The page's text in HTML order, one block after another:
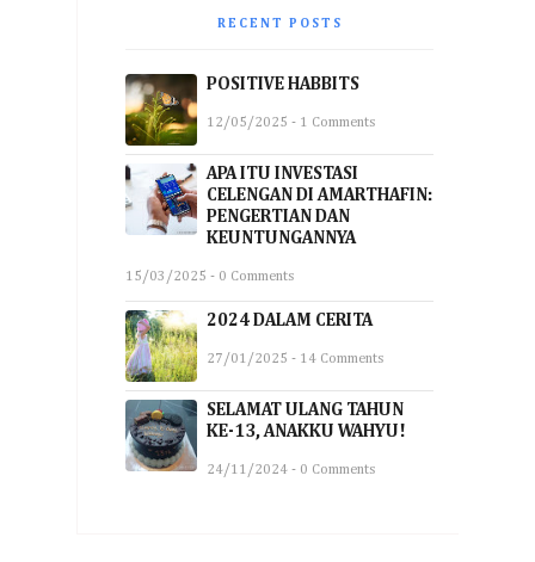
RECENT POSTS
POSITIVE HABBITS
12/05/2025 - 1 Comments
APA ITU INVESTASI
CELENGAN DI AMARTHAFIN:
PENGERTIAN DAN
KEUNTUNGANNYA
15/03/2025 - 0 Comments
2024 DALAM CERITA
27/01/2025 - 14 Comments
SELAMAT ULANG TAHUN
KE-13, ANAKKU WAHYU!
24/11/2024 - 0 Comments